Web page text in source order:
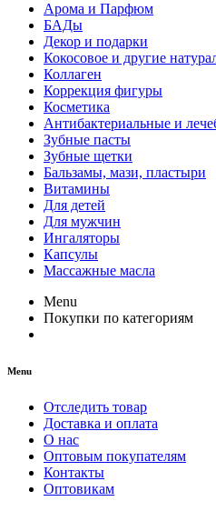
Арома и Парфюм
БАДы
Декор и подарки
Кокосовое и другие
Коллаген
Коррекция фигуры
Косметика
Антибактериальные и
Зубные пасты
Зубные щетки
Бальзамы, мази, пластыри
Витамины
Для детей
Для мужчин
Ингаляторы
Капсулы
Массажные масла
Menu
Покупки по категориям
Menu
Отследить товар
Доставка и оплата
О нас
Оптовым покупателям
Контакты
Оптовикам